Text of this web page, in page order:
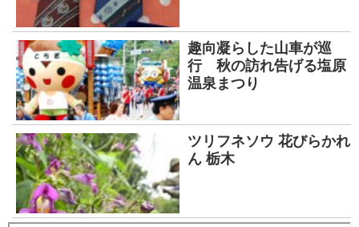
趣向凝らした山車が巡
行 秋の訪れ告げる塩原
温泉まつり
ツリフネソウ 花びらかれ
ん 栃木